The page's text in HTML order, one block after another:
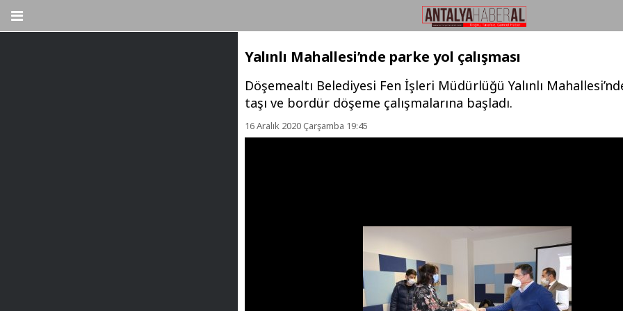
Yalınlı Mahallesi’nde parke yol çalışması
Döşemealtı Belediyesi Fen İşleri Müdürlüğü Yalınlı
taşı ve bordür döşeme çalışmalarına başladı.
16 Aralık 2020 Çarşamba 19:45